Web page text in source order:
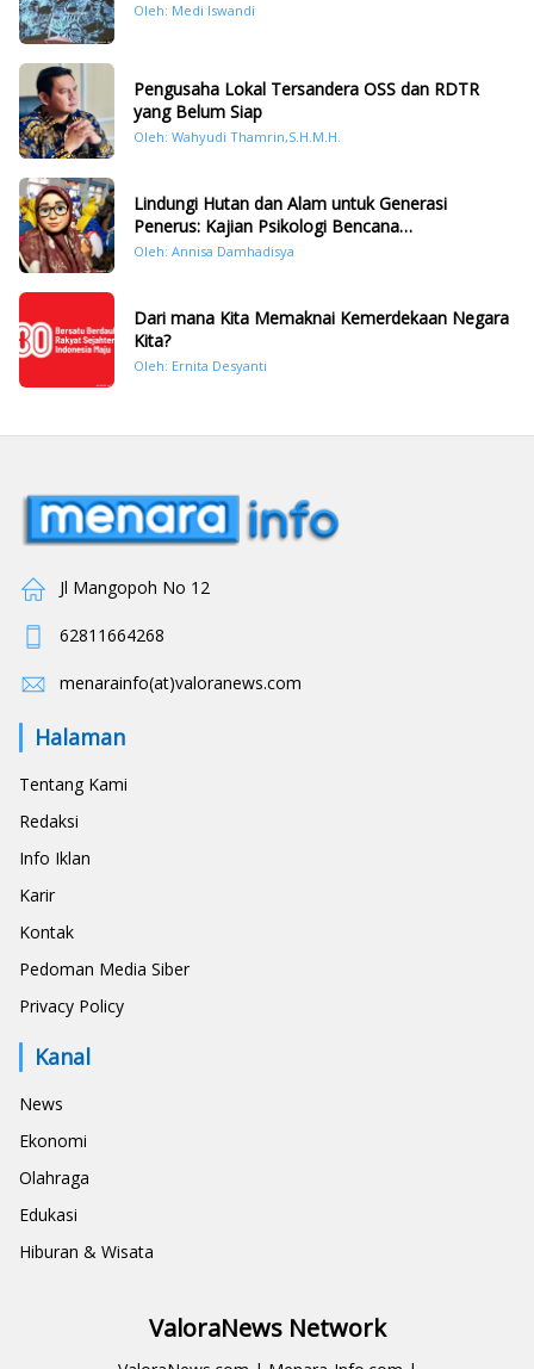
Oleh: Medi Iswandi
Pengusaha Lokal Tersandera OSS dan RDTR
yang Belum Siap
Oleh: Wahyudi Thamrin,S.H.M.H.
Lindungi Hutan dan Alam untuk Generasi
Penerus: Kajian Psikologi Bencana
Hidrometeorologi di Sumatera Pasca Tragedi
Oleh: Annisa Damhadisya
Dari mana Kita Memaknai Kemerdekaan Negara
Kita?
Oleh: Ernita Desyanti
Jl Mangopoh No 12
62811664268
menarainfo(at)valoranews.com
Halaman
Tentang Kami
Redaksi
Info Iklan
Karir
Kontak
Pedoman Media Siber
Privacy Policy
Kanal
News
Ekonomi
Olahraga
Edukasi
Hiburan & Wisata
ValoraNews Network